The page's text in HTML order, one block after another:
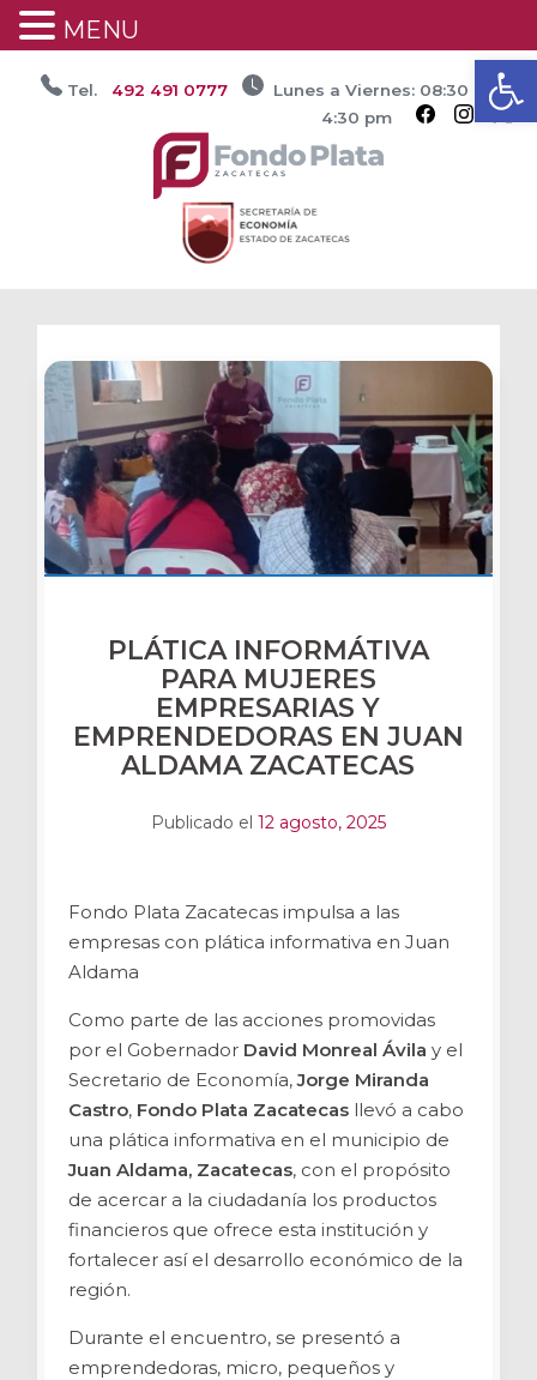
Tel. 492 491 0777
Lunes a Viernes: 08:30 am /
4:30 pm
PLÁTICA INFORMÁTIVA
PARA MUJERES
EMPRESARIAS Y
EMPRENDEDORAS EN JUAN
ALDAMA ZACATECAS
Publicado el 12 agosto, 2025
Fondo Plata Zacatecas impulsa a las
empresas con plática informativa en Juan
Aldama
Como parte de las acciones promovidas
por el Gobernador David Monreal Ávila y el
Secretario de Economía,Jorge Miranda
Castro, Fondo Plata Zacatecasllevó a cabo
una plática informativa en el municipio de
Juan Aldama, Zacatecas, con el propósito
de acercar a la ciudadanía los productos
financieros que ofrece esta institución y
fortalecer así el desarrollo económico de la
región.
Durante el encuentro, se presentó a
emprendedoras, micro, pequeños y
MENU